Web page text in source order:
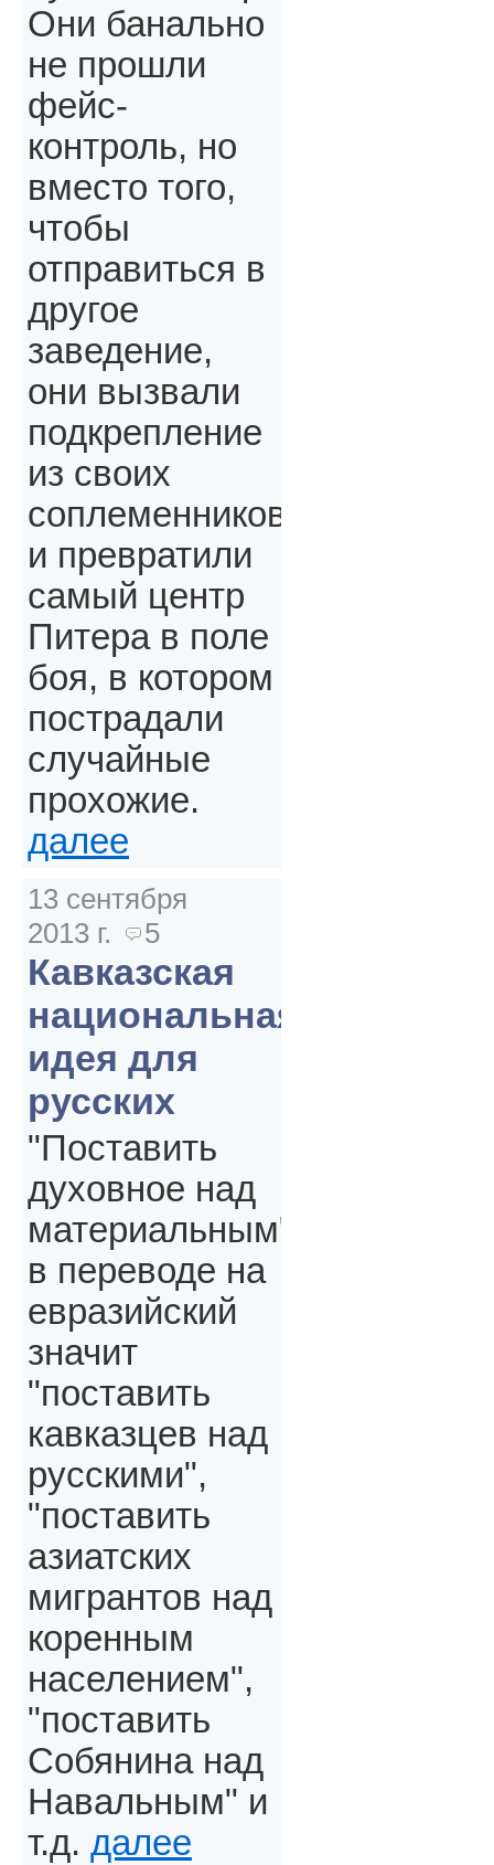
Они банально
не прошли
фейс-
контроль, но
вместо того,
чтобы
отправиться в
другое
заведение,
они вызвали
подкрепление
из своих
соплеменников
и превратили
самый центр
Питера в поле
боя, в котором
пострадали
случайные
прохожие.
далее
13 сентября
2013 г.
5
Кавказская
национальная
идея для
русских
"Поставить
духовное над
материальным"
в переводе на
евразийский
значит
"поставить
кавказцев над
русскими",
"поставить
азиатских
мигрантов над
коренным
населением",
"поставить
Собянина над
Навальным" и
т.д. далее